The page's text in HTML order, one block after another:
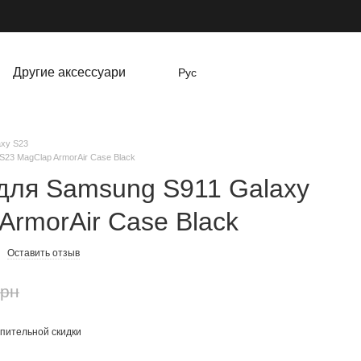
Другие аксессуари Рус
S23
MagClap ArmorAir Case Black
Samsung S911 Galaxy
Case Black
Оставить отзыв
скидки